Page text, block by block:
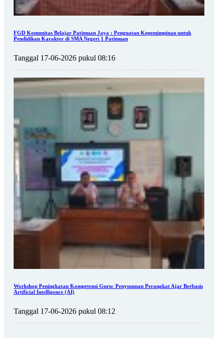
FGD Komunitas Belajar Patimuan Jaya : Penguatan Kepemimpinan untuk
Pendidikan Karakter di SMA Negeri 1 Patimuan
Tanggal 17-06-2026 pukul 08:16
Workshop Peningkatan Kompetensi Guru: Penyusunan Perangkat Ajar Berbasis
Artificial Intelligence (AI)
Tanggal 17-06-2026 pukul 08:12